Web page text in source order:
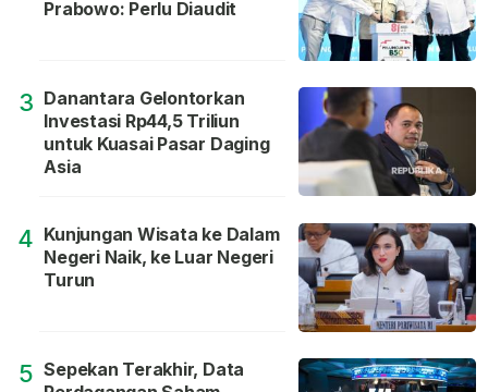
Prabowo: Perlu Diaudit
3 Danantara Gelontorkan
Investasi Rp44,5 Triliun
untuk Kuasai Pasar Daging
Asia
4 Kunjungan Wisata ke Dalam
Negeri Naik, ke Luar Negeri
Turun
5 Sepekan Terakhir, Data